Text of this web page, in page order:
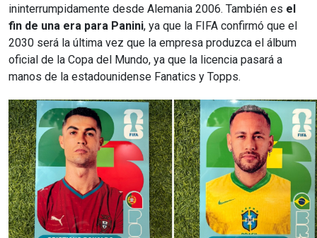
ininterrumpidamente desde Alemania 2006. También es el
fin de una era para Panini, ya que la FIFA confirmó que el
2030 será la última vez que la empresa produzca el álbum
oficial de la Copa del Mundo, ya que la licencia pasará a
manos de la estadounidense Fanatics y Topps.